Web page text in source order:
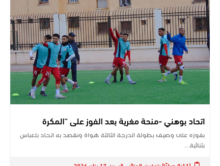
اتحاد بوهني -منحة مغرية بعد الفوز على “المكرة
بفوزه على وصيف بطولة الدرجة الثالثة هواة ونقصد به اتحاد بلعباس
بثنائية…